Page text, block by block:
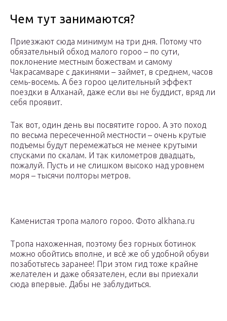
Чем тут занимаются?
Приезжают сюда минимум на три дня. Потому что
обязательный обход малого гороо – по сути,
поклонение местным божествам и самому
Чакрасамваре с дакинями – займет, в среднем, часов
семь-восемь. А без гороо целительный эффект
поездки в Алханай, даже если вы не буддист, вряд ли
себя проявит.
Так вот, один день вы посвятите гороо. А это поход
по весьма пересеченной местности – очень крутые
подъемы будут перемежаться не менее крутыми
спусками по скалам. И так километров двадцать,
пожалуй. Пусть и не слишком высоко над уровнем
моря – тысячи полторы метров.
Каменистая тропа малого гороо. Фото alkhana.ru
Тропа нахоженная, поэтому без горных ботинок
можно обойтись вполне, и всё же об удобной обуви
позаботьтесь заранее! При этом гид тоже крайне
желателен и даже обязателен, если вы приехали
сюда впервые. Дабы не заблудиться.